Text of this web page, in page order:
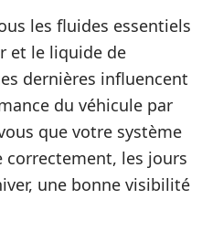
les fluides essentiels
et le liquide de
dernières influencent
du véhicule par
que votre système
correctement, les jours
une bonne visibilité